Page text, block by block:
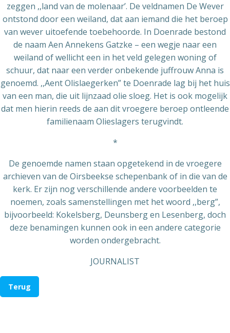
zeggen ,,land van de molenaar’. De veldnamen De Wever
ontstond door een weiland, dat aan iemand die het beroep
van wever uitoefende toebehoorde. In Doenrade bestond
de naam Aen Annekens Gatzke – een wegje naar een
weiland of wellicht een in het veld gelegen woning of
schuur, dat naar een verder onbekende juffrouw Anna is
genoemd. ,,Aent Olislaegerken” te Doenrade lag bij het huis
van een man, die uit lijnzaad olie sloeg. Het is ook mogelijk
dat men hierin reeds de aan dit vroegere beroep ontleende
familienaam Olieslagers terugvindt.
*
De genoemde namen staan opgetekend in de vroegere
archieven van de Oirsbeekse schepenbank of in die van de
kerk. Er zijn nog verschillende andere voorbeelden te
noemen, zoals samenstellingen met het woord ,,berg”,
bijvoorbeeld: Kokelsberg, Deunsberg en Lesenberg, doch
deze benamingen kunnen ook in een andere categorie
worden ondergebracht.
JOURNALIST
Terug